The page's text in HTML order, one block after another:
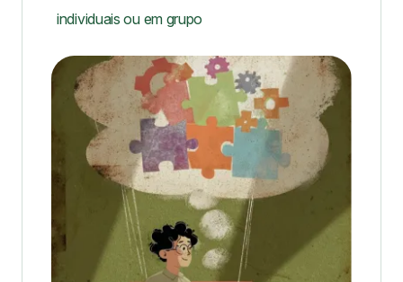
individuais ou em grupo